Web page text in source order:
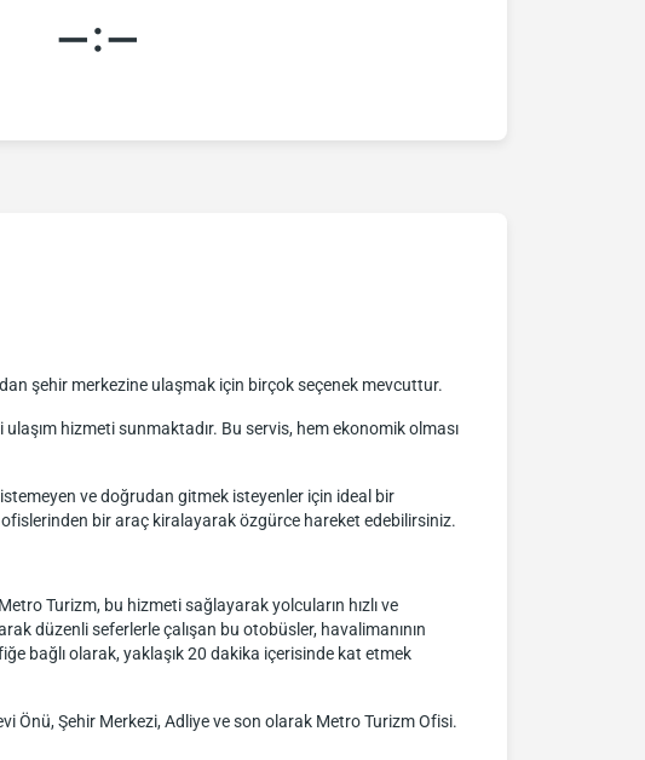
–:–
şehir merkezine ulaşmak için birçok seçenek mevcuttur.
hizmeti sunmaktadır. Bu servis, hem ekonomik olması
ve doğrudan gitmek isteyenler için ideal bir
bir araç kiralayarak özgürce hareket edebilirsiniz.
Turizm, bu hizmeti sağlayarak yolcuların hızlı ve
düzenli seferlerle çalışan bu otobüsler, havalimanının
bağlı olarak, yaklaşık 20 dakika içerisinde kat etmek
Önü, Şehir Merkezi, Adliye ve son olarak Metro Turizm Ofisi.